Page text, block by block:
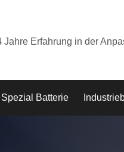
Jahre Erfahrung in der
Spezial Batterie